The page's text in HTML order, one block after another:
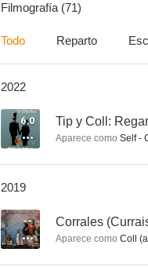
7.0
Filmografía (71)
Todo Reparto
2022
6.0 Tip y Coll:
Aparece como Self -
2019
-- Corrales
Aparece como Coll